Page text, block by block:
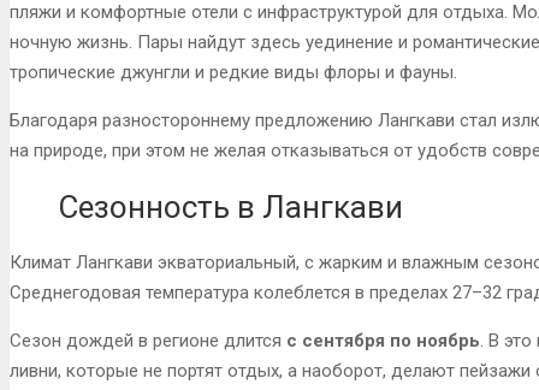
пляжи и комфортные отели с инфраструктурой для отдыха.
ночную жизнь. Пары найдут здесь уединение и
тропические джунгли и редкие виды флоры и фауны.
Благодаря разностороннему предложению Лангкави стал
на природе, при этом не желая отказываться от удобств
Сезонность в Лангкави
Климат Лангкави экваториальный, с жарким и влажным
Среднегодовая температура колеблется в пределах 27–32
Сезон дождей в регионе длится с сентября по ноябрь. В
ливни, которые не портят отдых, а наоборот, делают